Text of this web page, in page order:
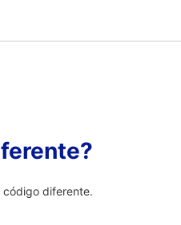
código diferente.